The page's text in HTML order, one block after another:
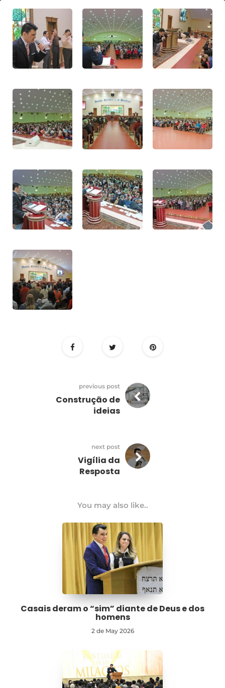
Reconheça
2010
previous post
Construção de
ideias
next post
Vigília da
Resposta
You may also like..
Casais deram o “sim” diante de Deus e dos
homens
2 de May 2026